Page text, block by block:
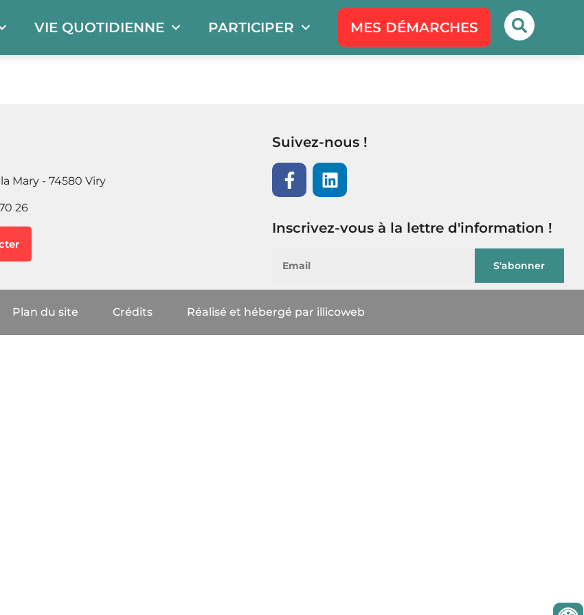
VIE QUOTIDIENNE PARTICIPER MES DÉMARCHES
Mary - 74580 Viry
26
Suivez-nous !
Inscrivez-vous à la lettre d'information !
Plan du site Crédits Réalisé et hébergé par illicoweb